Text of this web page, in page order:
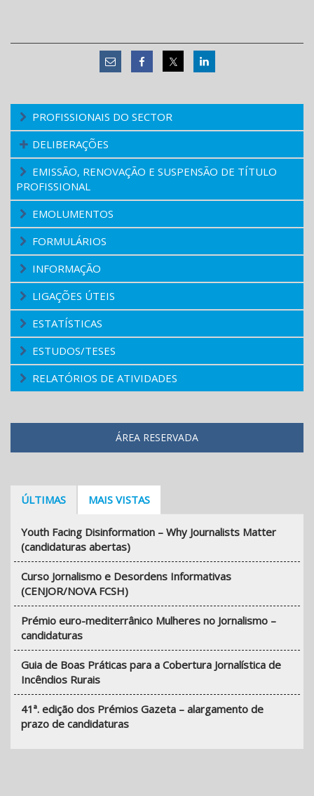
PROFISSIONAIS DO SECTOR
DELIBERAÇÕES
EMISSÃO, RENOVAÇÃO E SUSPENSÃO DE TÍTULO
PROFISSIONAL
EMOLUMENTOS
FORMULÁRIOS
INFORMAÇÃO
LIGAÇÕES ÚTEIS
ESTATÍSTICAS
ESTUDOS/TESES
RELATÓRIOS DE ATIVIDADES
ÁREA RESERVADA
ÚLTIMAS MAIS VISTAS
Youth Facing Disinformation – Why Journalists Matter
(candidaturas abertas)
Curso Jornalismo e Desordens Informativas
(CENJOR/NOVA FCSH)
Prémio euro-mediterrânico Mulheres no Jornalismo –
candidaturas
Guia de Boas Práticas para a Cobertura Jornalística de
Incêndios Rurais
41ª. edição dos Prémios Gazeta – alargamento de
prazo de candidaturas